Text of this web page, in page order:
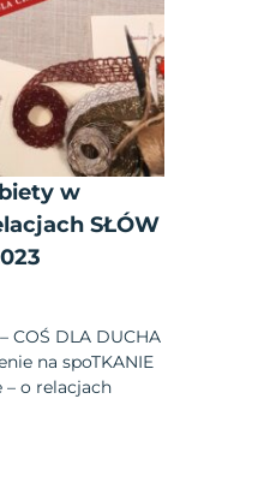
w
SŁÓW
COŚ DLA DUCHA
na spoTKANIE
– o relacjach